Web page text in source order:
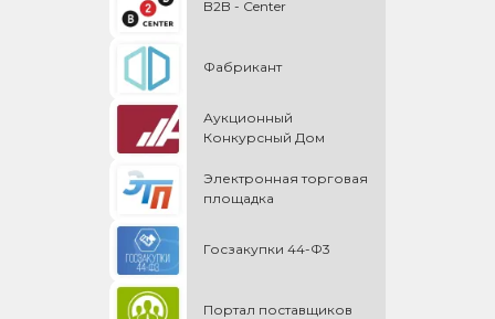
B2B - Center
Фабрикант
Аукционный
Конкурсный Дом
Электронная торговая
площадка
Госзакупки 44-Ф3
Портал поставщиков